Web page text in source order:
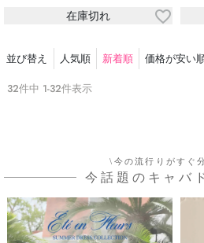
在庫切れ
並び替え 人気順 新着順 価格が安い
32件中 1-32件表示
\今の流行りがすぐ
今話題のキャバ